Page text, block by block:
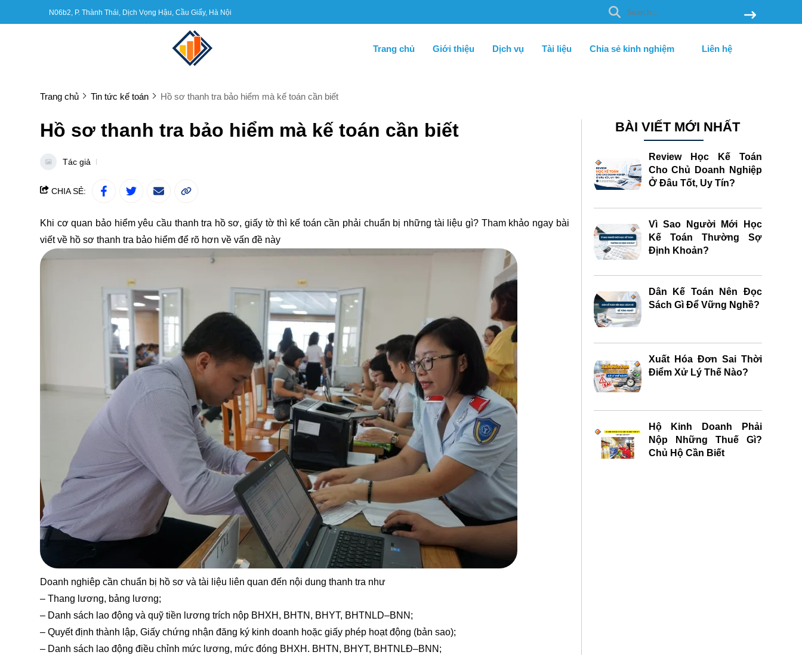
N06b2, P. Thành Thái, Dịch Vọng Hậu, Cầu Giấy, Hà Nội
Trang chủ Giới thiệu Dịch vụ Tài liệu Chia sẻ kinh nghiệm Liên hệ
Trang chủ Tin tức kế toán Hồ sơ thanh tra bảo hiểm mà kế toán cần biết
Hồ sơ thanh tra bảo hiểm mà kế toán cần biết
Tác giả
CHIA SẺ:
Khi cơ quan bảo hiểm yêu cầu thanh tra hồ sơ, giấy tờ thì kế toán cần phải chuẩn bị những tài liệu gì? Tham khảo ngay bài
viết về hồ sơ thanh tra bảo hiểm để rõ hơn về vấn đề này
Doanh nghiêp cần chuẩn bị hồ sơ và tài liệu liên quan đến nội dung thanh tra như
– Thang lương, bảng lương;
– Danh sách lao động và quỹ tiền lương trích nộp BHXH, BHTN, BHYT, BHTNLD–BNN;
– Quyết định thành lập, Giấy chứng nhận đăng ký kinh doanh hoặc giấy phép hoạt động (bản sao);
– Danh sách lao động điều chỉnh mức lương, mức đóng BHXH. BHTN, BHYT, BHTNLĐ–BNN;
BÀI VIẾT MỚI NHẤT
Review Học Kế Toán
Cho Chủ Doanh Nghiệp
Ở Đâu Tốt, Uy Tín?
Vì Sao Người Mới Học
Kế Toán Thường Sợ
Định Khoản?
Dân Kế Toán Nên Đọc
Sách Gì Để Vững Nghề?
Xuất Hóa Đơn Sai Thời
Điểm Xử Lý Thế Nào?
Hộ Kinh Doanh Phải
Nộp Những Thuế Gì?
Chủ Hộ Cần Biết